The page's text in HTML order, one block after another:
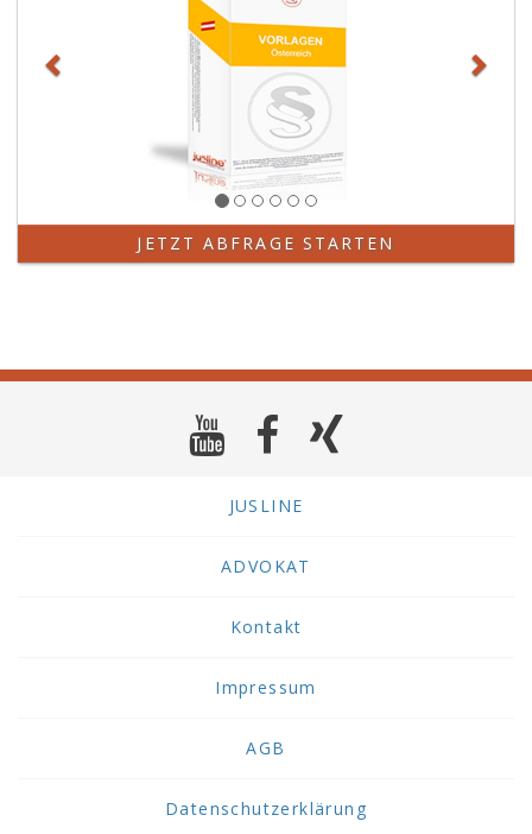
JETZT ABFRAGE STARTEN
JUSLINE
ADVOKAT
Kontakt
Impressum
AGB
Datenschutzerklärung